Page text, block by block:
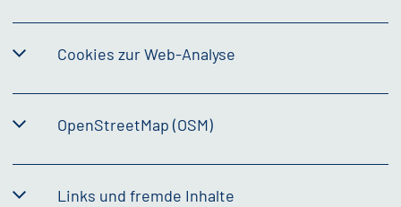
Cookies zur Web-Analyse
OpenStreetMap (OSM)
Links und fremde Inhalte